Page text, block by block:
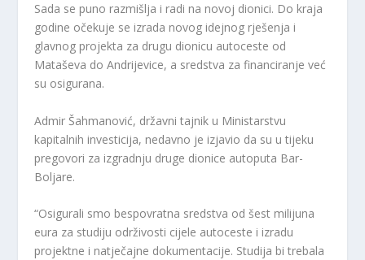
Sada se puno razmišlja i radi na novoj dionici. Do kraja
godine očekuje se izrada novog idejnog rješenja i
glavnog projekta za drugu dionicu autoceste od
Mataševa do Andrijevice, a sredstva za financiranje već
su osigurana.
Admir Šahmanović, državni tajnik u Ministarstvu
kapitalnih investicija, nedavno je izjavio da su u tijeku
pregovori za izgradnju druge dionice autoputa Bar-
Boljare.
“Osigurali smo bespovratna sredstva od šest milijuna
eura za studiju održivosti cijele autoceste i izradu
projektne i natječajne dokumentacije. Studija bi trebala